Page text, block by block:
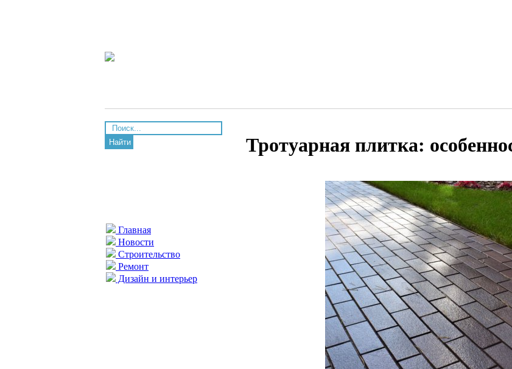
Найти
Главная
Новости
Строительство
Ремонт
Дизайн и интерьер
Тротуарная плитка: